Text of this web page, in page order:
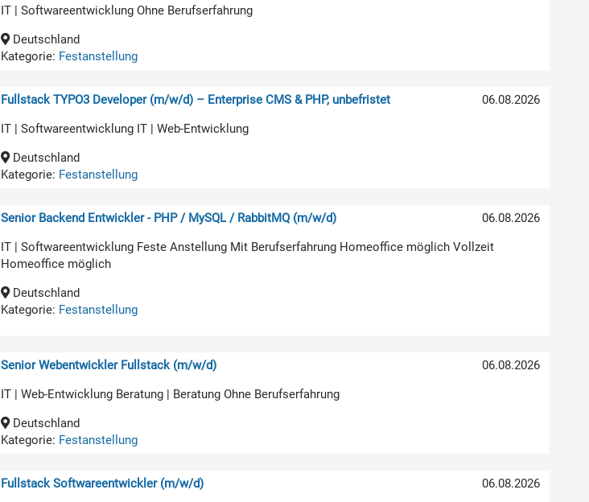
IT | Softwareentwicklung Ohne Berufserfahrung
Deutschland
Kategorie: Festanstellung
06.08.2026
Fullstack TYPO3 Developer (m/w/d) – Enterprise CMS & PHP, unbefristet
IT | Softwareentwicklung IT | Web-Entwicklung
Deutschland
Kategorie: Festanstellung
06.08.2026
Senior Backend Entwickler - PHP / MySQL / RabbitMQ (m/w/d)
IT | Softwareentwicklung Feste Anstellung Mit Berufserfahrung Homeoffice möglich Vollzeit
Homeoffice möglich
Deutschland
Kategorie: Festanstellung
06.08.2026
Senior Webentwickler Fullstack (m/w/d)
IT | Web-Entwicklung Beratung | Beratung Ohne Berufserfahrung
Deutschland
Kategorie: Festanstellung
06.08.2026
Fullstack Softwareentwickler (m/w/d)